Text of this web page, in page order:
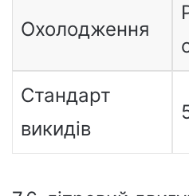
Охолодження
Стандарт
викидів